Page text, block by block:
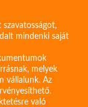
mindenki saját
melyek
vállalunk. Az
való